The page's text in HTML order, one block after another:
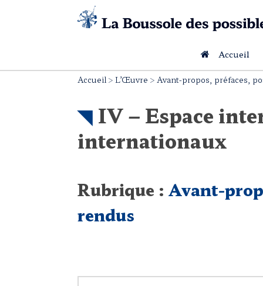
Accueil
Accueil > L’Œuvre > Avant-propos, préfaces,
IV – Espace
internationaux
Rubrique : Avant-
rendus